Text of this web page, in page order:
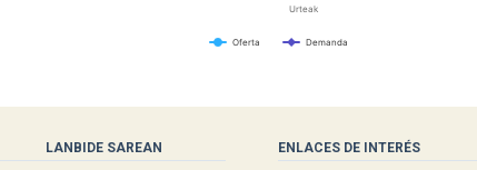
Urteak
Oferta Demanda
LANBIDE SAREAN ENLACES DE INTERÉS